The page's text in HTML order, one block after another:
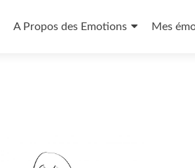
A Propos des Emotions Mes